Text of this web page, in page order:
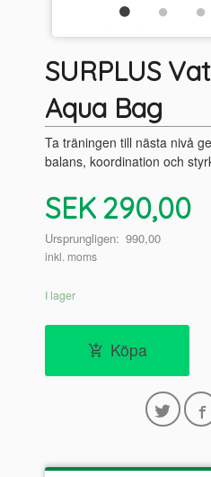
SURPLUS
Aqua Bag
Ta träningen till nästa nivå
balans, koordination och
Erbjudande
SEK 290,00
Ursprungligen: 990,00
inkl. moms
I lager
Köpa